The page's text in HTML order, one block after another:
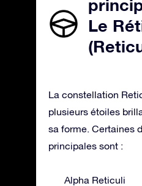
Le
La constellation
plusieurs étoiles
sa forme. Certaines
principales sont :
Alpha Reticuli